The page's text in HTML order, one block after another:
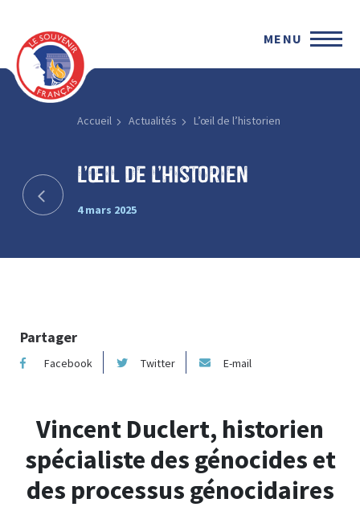
MENU
Accueil Actualités L’œil de l’historien
L’œil de l’historien
4 mars 2025
Partager
Facebook Twitter E-mail
Vincent Duclert, historien
spécialiste des génocides et
des processus génocidaires